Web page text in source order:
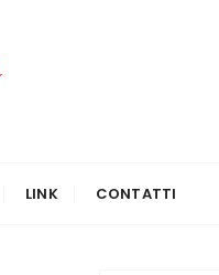
LINK CONTATTI